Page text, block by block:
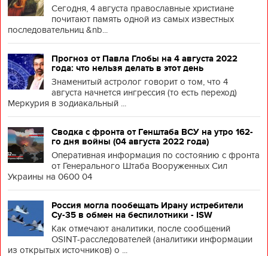
Сегодня, 4 августа православные христиане
почитают память одной из самых известных
последовательниц &nb...
Прогноз от Павла Глобы на 4 августа 2022
года: что нельзя делать в этот день
Знаменитый астролог говорит о том, что 4
августа начнется ингрессия (то есть переход)
Меркурия в зодиакальный ...
Сводка с фронта от Генштаба ВСУ на утро 162-
го дня войны (04 августа 2022 года)
Оперативная информация по состоянию с фронта
от Генерального Штаба Вооруженных Сил
Украины на 0600 04
Россия могла пообещать Ирану истребители
Су-35 в обмен на беспилотники - ISW
Как отмечают аналитики, после сообщений
OSINT-расследователей (аналитики информации
из открытых источников) о ...